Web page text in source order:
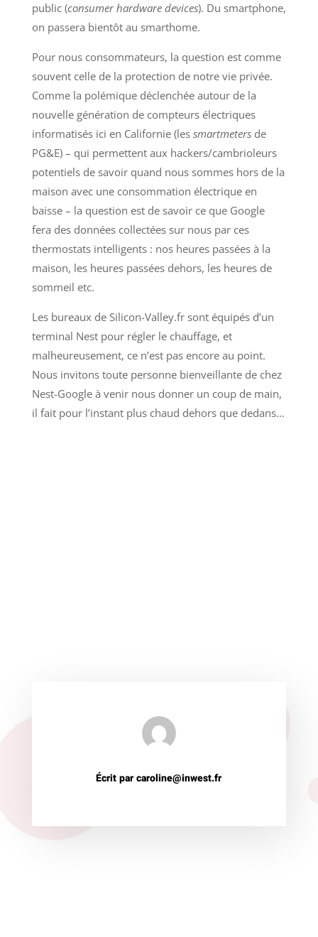
public (consumer hardware devices). Du smartphone,
on passera bientôt au smarthome.
Pour nous consommateurs, la question est comme
souvent celle de la protection de notre vie privée.
Comme la polémique déclenchée autour de la
nouvelle génération de compteurs électriques
informatisés ici en Californie (les smartmetersde
PG&E) – qui permettent aux hackers/cambrioleurs
potentiels de savoir quand nous sommes hors de la
maison avec une consommation électrique en
baisse – la question est de savoir ce que Google
fera des données collectées sur nous par ces
thermostats intelligents : nos heures passées à la
maison, les heures passées dehors, les heures de
sommeil etc.
Les bureaux de Silicon-Valley.fr sont équipés d’un
terminal Nest pour régler le chauffage, et
malheureusement, ce n’est pas encore au point.
Nous invitons toute personne bienveillante de chez
Nest-Google à venir nous donner un coup de main,
il fait pour l’instant plus chaud dehors que dedans…
Écrit par caroline@inwest.fr